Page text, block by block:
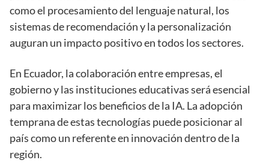
como el procesamiento del lenguaje natural, los
sistemas de recomendación y la personalización
auguran un impacto positivo en todos los sectores.
En Ecuador, la colaboración entre empresas, el
gobierno y las instituciones educativas será esencial
para maximizar los beneficios de la IA. La adopción
temprana de estas tecnologías puede posicionar al
país como un referente en innovación dentro de la
región.